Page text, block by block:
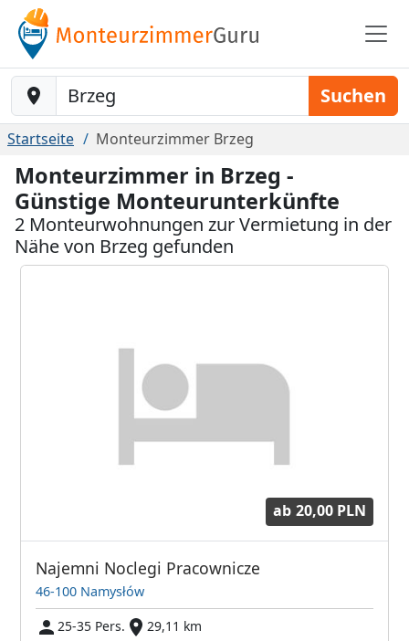
Baustelle-Location Suchen
Startseite Monteurzimmer Brzeg
Monteurzimmer in Brzeg -
Günstige Monteurunterkünfte
2 Monteurwohnungen zur Vermietung in der
Nähe von Brzeg gefunden
ab 20,00 PLN
Najemni Noclegi Pracownicze
46-100 Namysłów
25-35 Pers.
29,11 km